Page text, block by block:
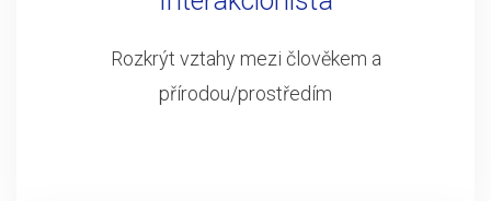
Rozkrýt vztahy mezi člověkem a
přírodou/prostředím